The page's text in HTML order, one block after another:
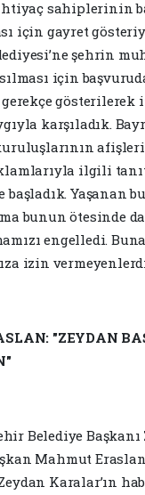
sahiplerinin
için gayret
şehrin
için
gösterilerek
karşıladık.
ilgili
başladık. Yaşanan
bunun ötesinde
engelledi.
izin
"ZEYDAN
Belediye Başkanı
Mahmut
Karalar’ın